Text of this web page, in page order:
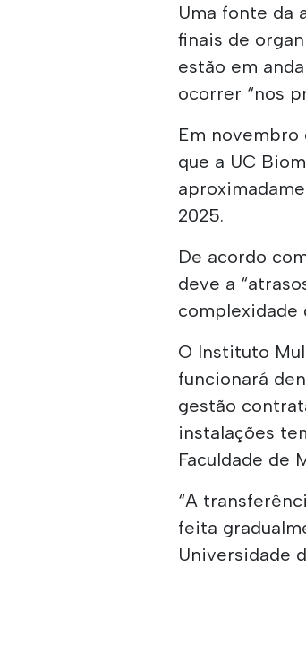
Uma fonte da
finais de
estão em
ocorrer “nos
Em
que a UC
2025.
De acordo
deve a
complexidade
O Instituto
funcionará
gestão
instalações
Faculdade de
“A
feita
Universidade